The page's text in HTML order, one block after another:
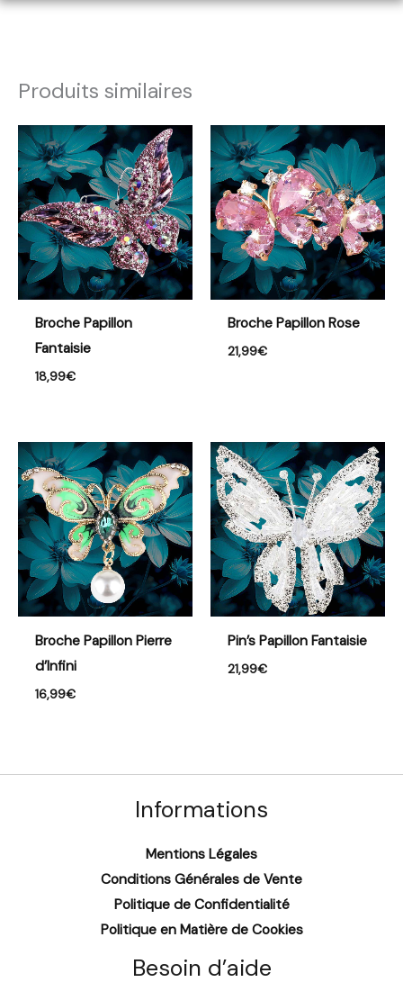
Produits similaires
Broche Papillon
Fantaisie
18,99€
Broche Papillon Rose
21,99€
Broche Papillon Pierre
d’Infini
16,99€
Pin’s Papillon Fantaisie
21,99€
Informations
Mentions Légales
Conditions Générales de Vente
Politique de Confidentialité
Politique en Matière de Cookies
Besoin d’aide